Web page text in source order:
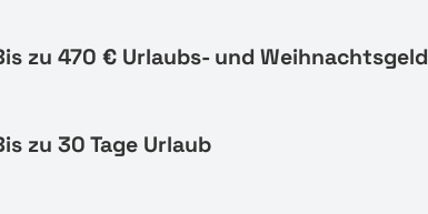
zu 470 € Urlaubs- und Weihnachtsgeld
zu 30 Tage Urlaub